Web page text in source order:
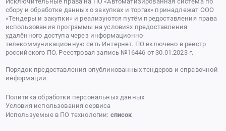
сбору и обработке данных о закупках и торгах» принадлежат ООО
«Тендеры и закупки» и реализуются путём предоставления права
использования программы на условиях предоставления
удалённого доступа через информационно-
телекоммуникационную сеть Интернет. ПО включено в реестр
российского ПО. Реестровая запись №16446 от 30.01.2023 г.
Порядок предоставления опубликованных тендеров и справочной
информации
Политика обработки персональных данных
Условия использования сервиса
Используемые в ПО технологии: список